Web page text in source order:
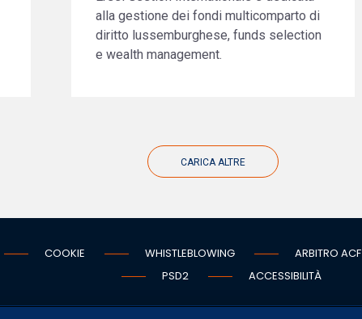
alla gestione dei fondi multicomparto di
diritto lussemburghese, funds selection
e wealth management.
CARICA ALTRE
COOKIE WHISTLEBLOWING ARBITRO ACF
PSD2
ACCESSIBILITÀ